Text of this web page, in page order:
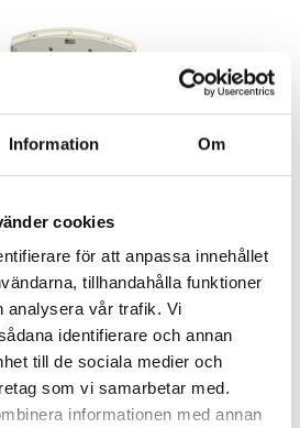
Information Om
cookies
för att anpassa innehållet
tillhandahålla funktioner
analysera vår trafik. Vi
identifierare och annan
till de sociala medier och
som vi samarbetar med.
informationen med annan